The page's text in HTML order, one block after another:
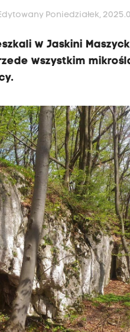
Poniedziałek,
w Jaskini
wszystkim